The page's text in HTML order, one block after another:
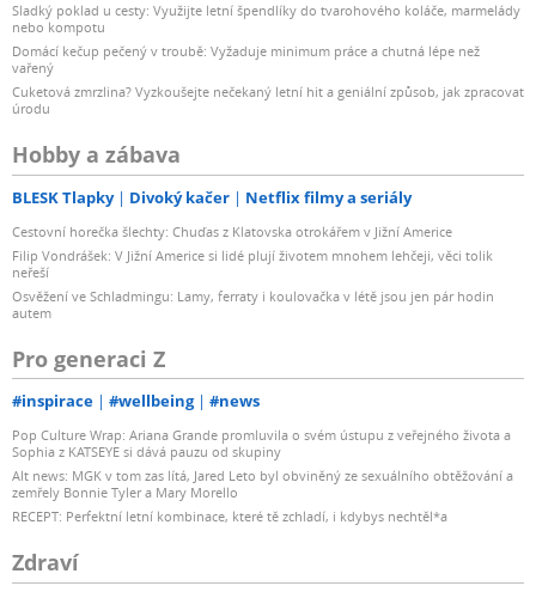
Sladký poklad u cesty: Využijte letní špendlíky do tvarohového koláče, marmelády
nebo kompotu
Domácí kečup pečený v troubě: Vyžaduje minimum práce a chutná lépe než
vařený
Cuketová zmrzlina? Vyzkoušejte nečekaný letní hit a geniální způsob, jak zpracovat
úrodu
Hobby a zábava
BLESK Tlapky Divoký kačer Netflix filmy a seriály
Cestovní horečka šlechty: Chuďas z Klatovska otrokářem v Jižní Americe
Filip Vondrášek: V Jižní Americe si lidé plují životem mnohem lehčeji, věci tolik
neřeší
Osvěžení ve Schladmingu: Lamy, ferraty i koulovačka v létě jsou jen pár hodin
autem
Pro generaci Z
#inspirace #wellbeing #news
Pop Culture Wrap: Ariana Grande promluvila o svém ústupu z veřejného života a
Sophia z KATSEYE si dává pauzu od skupiny
Alt news: MGK v tom zas lítá, Jared Leto byl obviněný ze sexuálního obtěžování a
zemřely Bonnie Tyler a Mary Morello
RECEPT: Perfektní letní kombinace, které tě zchladí, i kdybys nechtěl*a
Zdraví